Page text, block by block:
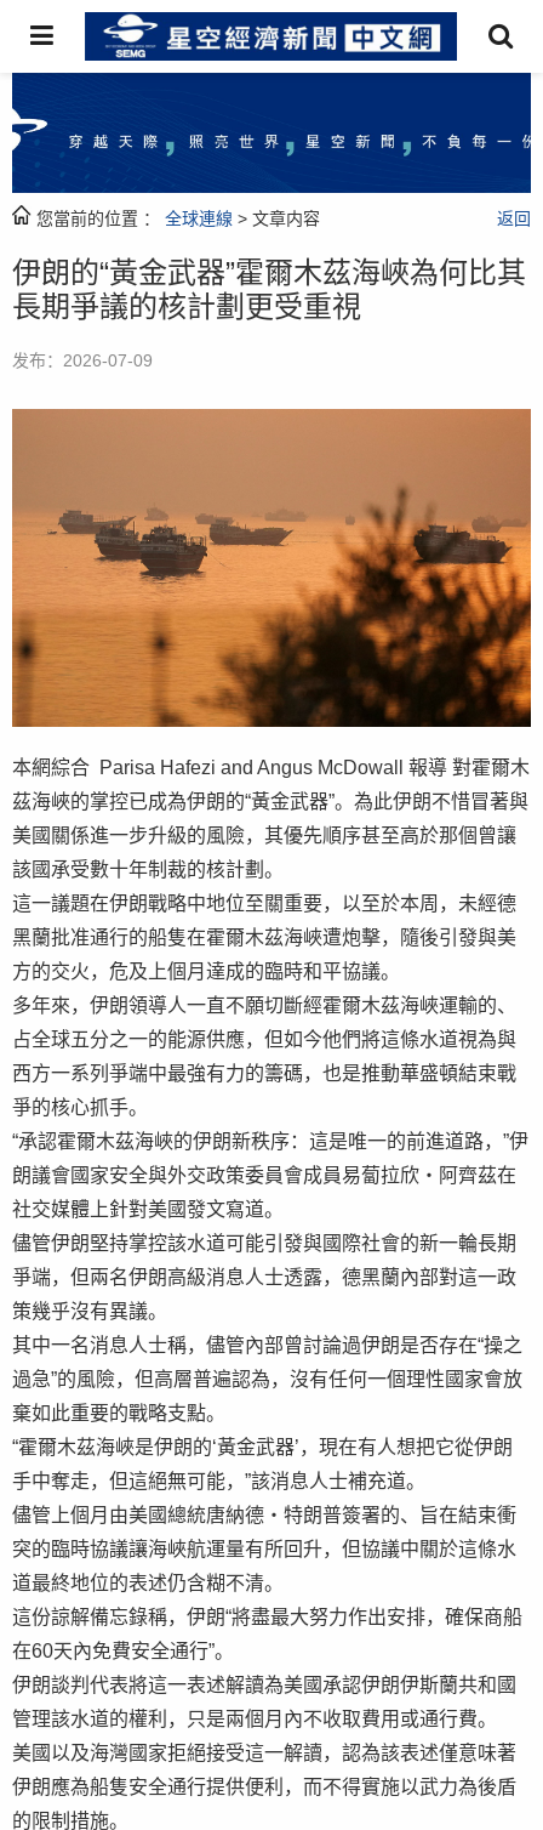
您當前的位置 ： 全球連線 > 文章内容 返回
伊朗的“黃金武器”霍爾木茲海峽為何比其
長期爭議的核計劃更受重視
发布：2026-07-09
本網綜合 Parisa Hafezi and Angus McDowall 報導 對霍爾木
茲海峽的掌控已成為伊朗的“黃金武器”。為此伊朗不惜冒著與
美國關係進一步升級的風險，其優先順序甚至高於那個曾讓
該國承受數十年制裁的核計劃。
這一議題在伊朗戰略中地位至關重要，以至於本周，未經德
黑蘭批准通行的船隻在霍爾木茲海峽遭炮擊，隨後引發與美
方的交火，危及上個月達成的臨時和平協議。
多年來，伊朗領導人一直不願切斷經霍爾木茲海峽運輸的、
占全球五分之一的能源供應，但如今他們將這條水道視為與
西方一系列爭端中最強有力的籌碼，也是推動華盛頓結束戰
爭的核心抓手。
“承認霍爾木茲海峽的伊朗新秩序：這是唯一的前進道路，”伊
朗議會國家安全與外交政策委員會成員易蔔拉欣・阿齊茲在
社交媒體上針對美國發文寫道。
儘管伊朗堅持掌控該水道可能引發與國際社會的新一輪長期
爭端，但兩名伊朗高級消息人士透露，德黑蘭內部對這一政
策幾乎沒有異議。
其中一名消息人士稱，儘管內部曾討論過伊朗是否存在“操之
過急”的風險，但高層普遍認為，沒有任何一個理性國家會放
棄如此重要的戰略支點。
“霍爾木茲海峽是伊朗的‘黃金武器’，現在有人想把它從伊朗
手中奪走，但這絕無可能，”該消息人士補充道。
儘管上個月由美國總統唐納德・特朗普簽署的、旨在結束衝
突的臨時協議讓海峽航運量有所回升，但協議中關於這條水
道最終地位的表述仍含糊不清。
這份諒解備忘錄稱，伊朗“將盡最大努力作出安排，確保商船
在60天內免費安全通行”。
伊朗談判代表將這一表述解讀為美國承認伊朗伊斯蘭共和國
管理該水道的權利，只是兩個月內不收取費用或通行費。
美國以及海灣國家拒絕接受這一解讀，認為該表述僅意味著
伊朗應為船隻安全通行提供便利，而不得實施以武力為後盾
的限制措施。